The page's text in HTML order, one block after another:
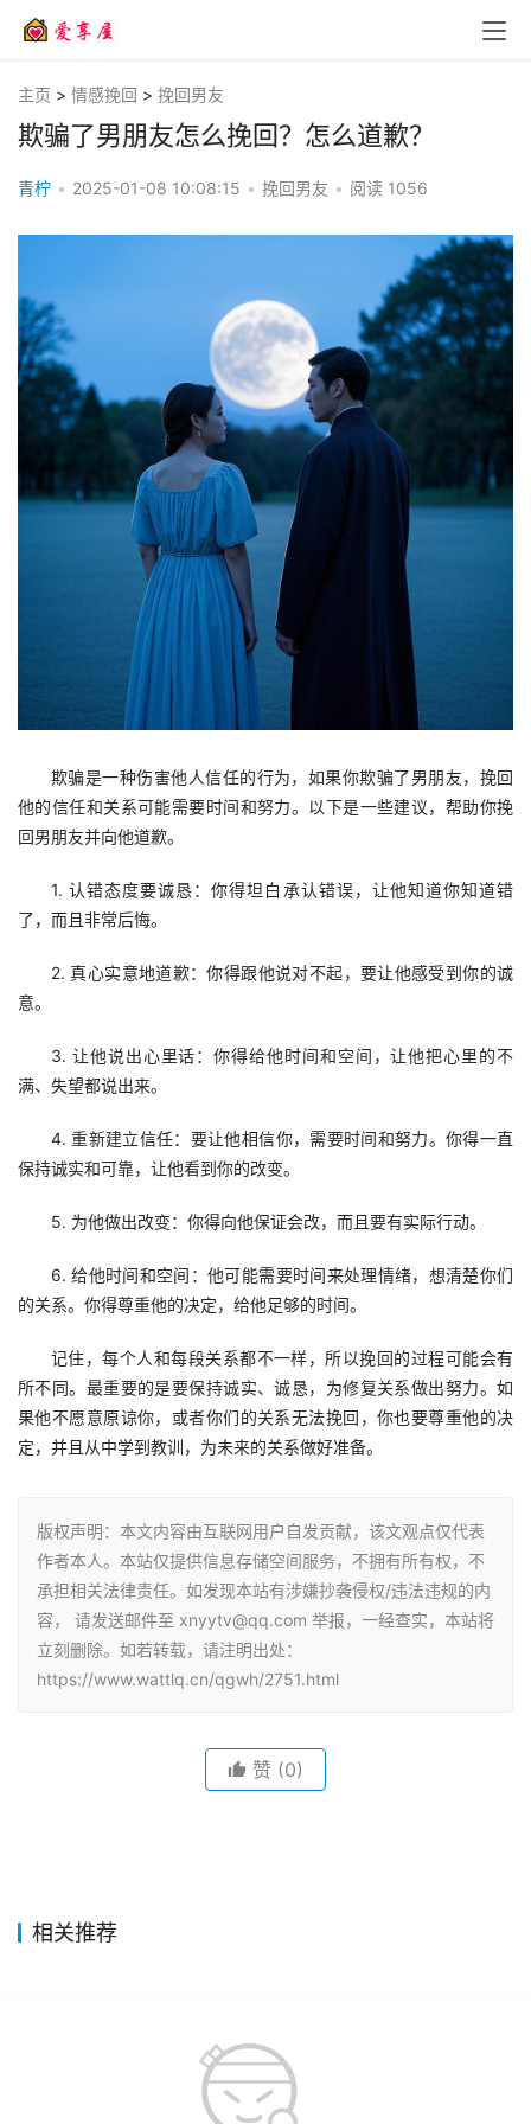
主页 > 情感挽回 > 挽回男友
欺骗了男朋友怎么挽回？怎么道歉？
青柠 • 2025-01-08 10:08:15 • 挽回男友 • 阅读 1056
欺骗是一种伤害他人信任的行为，如果你欺骗了男朋友，挽回
他的信任和关系可能需要时间和努力。以下是一些建议，帮助你挽
回男朋友并向他道歉。
1. 认错态度要诚恳：你得坦白承认错误，让他知道你知道错
了，而且非常后悔。
2. 真心实意地道歉：你得跟他说对不起，要让他感受到你的诚
意。
3. 让他说出心里话：你得给他时间和空间，让他把心里的不
满、失望都说出来。
4. 重新建立信任：要让他相信你，需要时间和努力。你得一直
保持诚实和可靠，让他看到你的改变。
5. 为他做出改变：你得向他保证会改，而且要有实际行动。
6. 给他时间和空间：他可能需要时间来处理情绪，想清楚你们
的关系。你得尊重他的决定，给他足够的时间。
记住，每个人和每段关系都不一样，所以挽回的过程可能会有
所不同。最重要的是要保持诚实、诚恳，为修复关系做出努力。如
果他不愿意原谅你，或者你们的关系无法挽回，你也要尊重他的决
定，并且从中学到教训，为未来的关系做好准备。
版权声明：本文内容由互联网用户自发贡献，该文观点仅代表
作者本人。本站仅提供信息存储空间服务，不拥有所有权，不
承担相关法律责任。如发现本站有涉嫌抄袭侵权/违法违规的内
容， 请发送邮件至 xnyytv@qq.com 举报，一经查实，本站将
立刻删除。如若转载，请注明出处：
https://www.wattlq.cn/qgwh/2751.html
赞 (0)
相关推荐